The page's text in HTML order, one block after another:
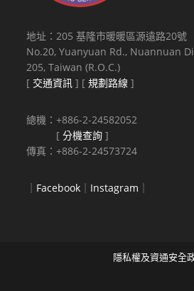
地址：205 基隆市暖暖區源遠路20號
No.20, Yuanyuan Rd., Nuannuan
205, Taiwan (R.O.C.)
[ 交通資訊 ] [規劃路線 ]
總機：+886-2-24582052
[分機查詢 ]
傳真：+886-2-24573724
｜ Facebook ｜ Instagram ｜
隱私權及資通安全